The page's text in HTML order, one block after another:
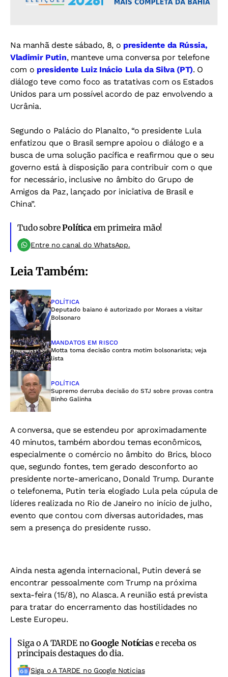
Na manhã deste sábado, 8, o presidente da Rússia,
Vladimir Putin, manteve uma conversa por telefone
com o presidente Luiz Inácio Lula da Silva (PT). O
diálogo teve como foco as tratativas com os Estados
Unidos para um possível acordo de paz envolvendo a
Ucrânia.
Segundo o Palácio do Planalto, “o presidente Lula
enfatizou que o Brasil sempre apoiou o diálogo e a
busca de uma solução pacífica e reafirmou que o seu
governo está à disposição para contribuir com o que
for necessário, inclusive no âmbito do Grupo de
Amigos da Paz, lançado por iniciativa de Brasil e
China”.
Tudo sobrePolítica em primeira mão!
Entre no canal do WhatsApp.
Leia Também:
POLÍTICA
Deputado baiano é autorizado por Moraes a visitar
Bolsonaro
MANDATOS EM RISCO
Motta toma decisão contra motim bolsonarista; veja
lista
POLÍTICA
Supremo derruba decisão do STJ sobre provas contra
Binho Galinha
A conversa, que se estendeu por aproximadamente
40 minutos, também abordou temas econômicos,
especialmente o comércio no âmbito do Brics, bloco
que, segundo fontes, tem gerado desconforto ao
presidente norte-americano, Donald Trump. Durante
o telefonema, Putin teria elogiado Lula pela cúpula de
líderes realizada no Rio de Janeiro no início de julho,
evento que contou com diversas autoridades, mas
sem a presença do presidente russo.
Ainda nesta agenda internacional, Putin deverá se
encontrar pessoalmente com Trump na próxima
sexta-feira (15/8), no Alasca. A reunião está prevista
para tratar do encerramento das hostilidades no
Leste Europeu.
Siga o A TARDE noGoogle Notíciase receba os
principais destaques do dia.
Siga o A TARDE no Google Noticias